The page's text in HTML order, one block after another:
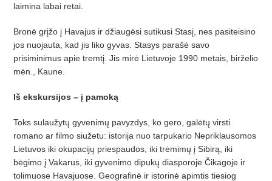
laimina labai retai.
Bronė grįžo į Havajus ir džiaugėsi sutikusi Stasį, nes pasiteisino
jos nuojauta, kad jis liko gyvas. Stasys parašė savo
prisiminimus apie tremtį. Jis mirė Lietuvoje 1990 metais, birželio
mėn., Kaune.
Iš ekskursijos – į pamoką
Toks sulaužytų gyvenimų pavyzdys, ko gero, galėtų virsti
romano ar filmo siužetu: istorija nuo tarpukario Nepriklausomos
Lietuvos iki okupacijų priespaudos, iki trėmimų į Sibirą, iki
bėgimo į Vakarus, iki gyvenimo dipukų diasporoje Čikagoje ir
tolimuose Havajuose. Geografinė ir istorinė apimtis tiesiog